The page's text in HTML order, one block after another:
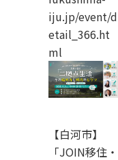
iju.jp/event/d
etail_366.ht
ml
【白河市】
「JOIN移住・